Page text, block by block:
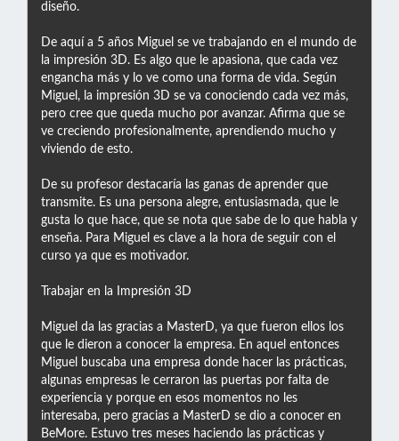
diseño.
De aquí a 5 años Miguel se ve trabajando en el mundo de
la impresión 3D. Es algo que le apasiona, que cada vez
engancha más y lo ve como una forma de vida. Según
Miguel, la impresión 3D se va conociendo cada vez más,
pero cree que queda mucho por avanzar. Afirma que se
ve creciendo profesionalmente, aprendiendo mucho y
viviendo de esto.
De su profesor destacaría las ganas de aprender que
transmite. Es una persona alegre, entusiasmada, que le
gusta lo que hace, que se nota que sabe de lo que habla y
enseña. Para Miguel es clave a la hora de seguir con el
curso ya que es motivador.
Trabajar en la Impresión 3D
Miguel da las gracias a MasterD, ya que fueron ellos los
que le dieron a conocer la empresa. En aquel entonces
Miguel buscaba una empresa donde hacer las prácticas,
algunas empresas le cerraron las puertas por falta de
experiencia y porque en esos momentos no les
interesaba, pero gracias a MasterD se dio a conocer en
BeMore. Estuvo tres meses haciendo las prácticas y